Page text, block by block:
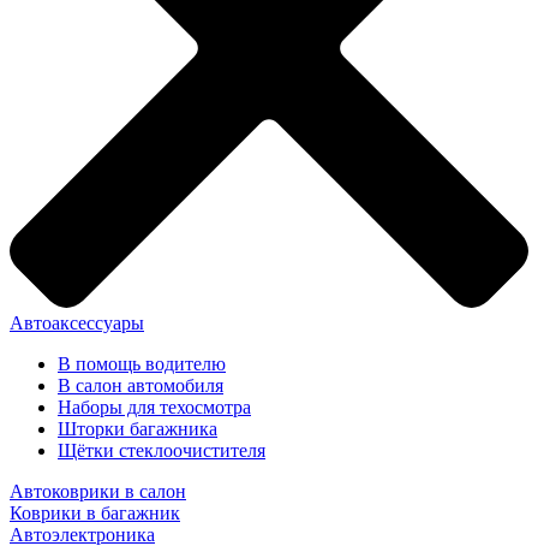
Автоаксессуары
В помощь водителю
В салон автомобиля
Наборы для техосмотра
Шторки багажника
Щётки стеклоочистителя
Автоковрики в салон
Коврики в багажник
Автоэлектроника